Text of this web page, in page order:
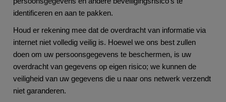
identificeren en aan te pakken.
Houd er rekening mee dat de overdracht van informatie via
internet niet volledig veilig is. Hoewel we ons best zullen
doen om uw persoonsgegevens te beschermen, is uw
overdracht van gegevens op eigen risico; we kunnen de
veiligheid van uw gegevens die u naar ons netwerk verzendt
niet garanderen.